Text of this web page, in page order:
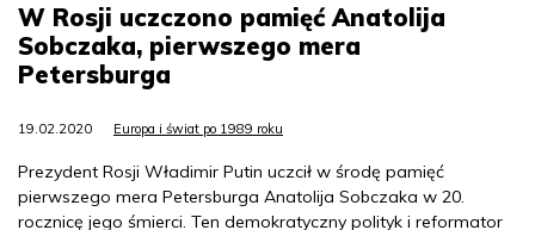
W Rosji uczczono pamięć Anatolija
Sobczaka, pierwszego mera
Petersburga
19.02.2020 Europa i świat po 1989 roku
Prezydent Rosji Władimir Putin uczcił w środę pamięć
pierwszego mera Petersburga Anatolija Sobczaka w 20.
rocznicę jego śmierci. Ten demokratyczny polityk i reformator